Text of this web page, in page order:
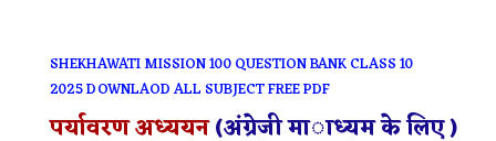
SHEKHAWATI MISSION 100 QUESTION BANK CLASS 10
2025 DOWNLAOD ALL SUBJECT FREE PDF
पर्यावरण अध्ययन(अंग्रेजी माध्यम के लिए )